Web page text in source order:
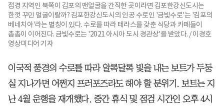
접경 지역인 북쪽이 김포의 맨얼굴을 간직한 곳이라면 김포한강신도시는
한껏 꾸민 얼굴이랄까? 김포한강신도시의 인공 수로인 '금빛수로'는 '김포의
베네치아'라는 별칭이 있다. 수로를 따라 테라스를 갖춘 식당과 카페들이
촘촘이 이어진다. 금빛수로는 '2021 아시아 도시 경관상'을 받았다. / 이경호
영상미디어 기자
이국적 풍경의 수로를 따라 알록달록 빛을 내는 보트가 두둥
실 지나가면 어쩐지 프러포즈라도 해야 할 분위기. 보트는 지
난 4월 운행을 재개했다. 중간 휴식 및 점검 시간인 오후 4시